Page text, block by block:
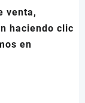
venta,
haciendo clic
en